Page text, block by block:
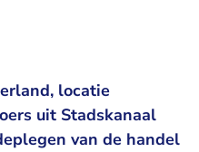
locatie
uit Stadskanaal
van de handel